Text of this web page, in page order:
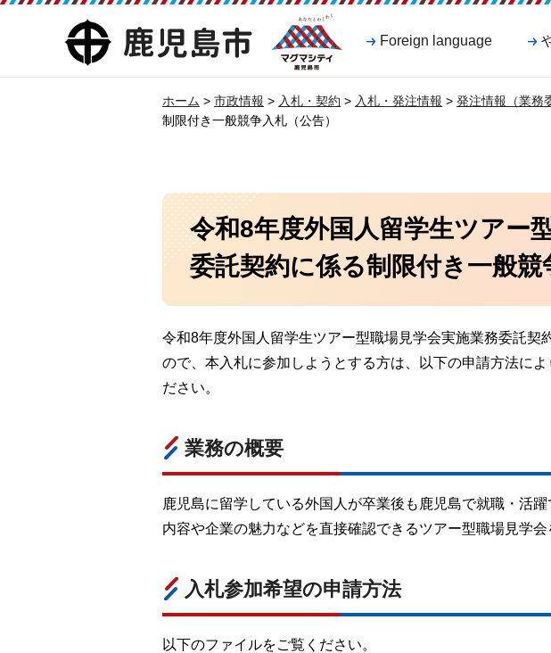
鹿児島市
マグマシティ
鹿児島市
Foreign language
ホーム > 市政情報 > 入札・契約 > 入札・発注情報 > 発注情報（業務
制限付き一般競争入札（公告）
令和8年度外国人留学生ツアー
委託契約に係る制限付き一般競
令和8年度外国人留学生ツアー型職場見学会実施業務委託契
ので、本入札に参加しようとする方は、以下の申請方法に
ださい。
業務の概要
鹿児島に留学している外国人が卒業後も鹿児島で就職・活
内容や企業の魅力などを直接確認できるツアー型職場見学会
入札参加希望の申請方法
以下のファイルをご覧ください。